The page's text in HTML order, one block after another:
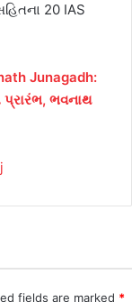
20 IAS
Junagadh:
પ્રારંભ, ભવનાથ
fields are marked *